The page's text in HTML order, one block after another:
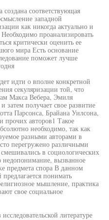
соответствующая
западной
как никогда актуально и
проанализировать
критически оценить ее
мира Есть основание
поможет лучше
идти о вполне конкретной
секуляризации той, что
Макса Вебера, Эмиля
получает свое развитие
Парсонса, Брайана Уилсона,
прочих авторов1 Такое
необходимо, так как
разными авторами в
перегружено различными
в социологических
недопонимание, вызванное
предмета спора В данном
понимать
мышление, практика
свое социальное
литературе